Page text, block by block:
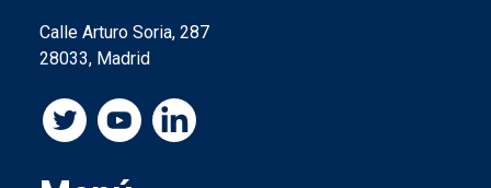
Calle Arturo Soria, 287
28033, Madrid